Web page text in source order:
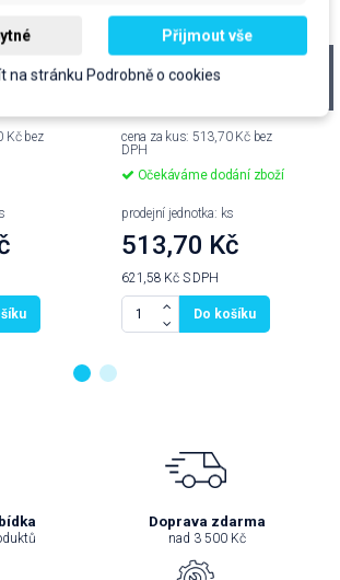
bílý
Kč bez
CN zásobník na toal.
papír JUMBO 28, černý
cena za kus: 513,70 Kč bez
DPH
Očekáváme dodání zboží
prodejní jednotka: ks
513,70 Kč
621,58 Kč S DPH
Do košíku
Doprava zdarma
nad 3 500 Kč
Přijmout vše
na stránku Podrobně o cookies